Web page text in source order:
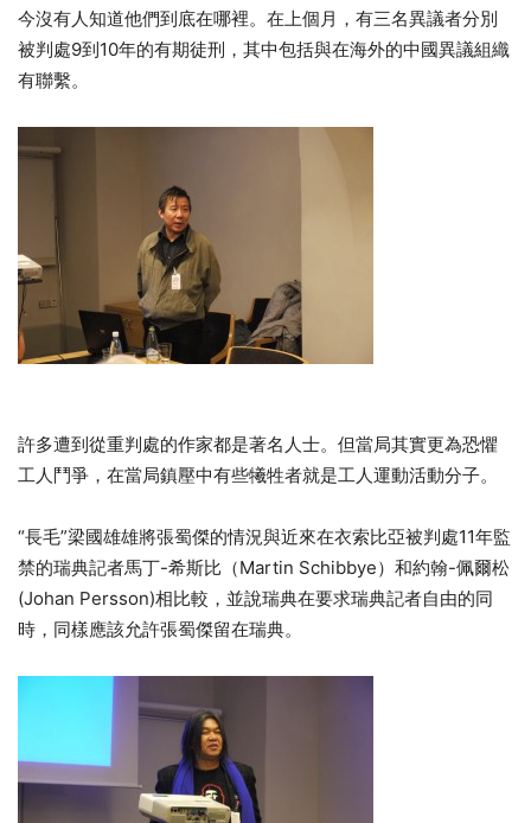
今沒有人知道他們到底在哪裡。在上個月，有三名異議者分別
被判處9到10年的有期徒刑，其中包括與在海外的中國異議組織
有聯繫。
許多遭到從重判處的作家都是著名人士。但當局其實更為恐懼
工人鬥爭，在當局鎮壓中有些犧牲者就是工人運動活動分子。
“長毛”梁國雄雄將張蜀傑的情況與近來在衣索比亞被判處11年監
禁的瑞典記者馬丁-希斯比（Martin Schibbye）和約翰-佩爾松
(Johan Persson)相比較，並說瑞典在要求瑞典記者自由的同
時，同樣應該允許張蜀傑留在瑞典。